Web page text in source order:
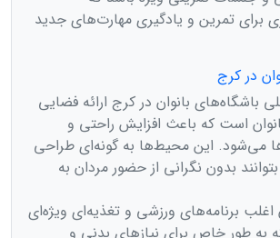
تمرین و یادگیری مهارت‌های جدید
در کرج
باشگاه‌های بانوان در کرج ارائه فضایی
است که باعث افزایش راحتی و
می‌شود. این محیط‌ها به گونه‌ای طراحی
بدون نگرانی از حضور مردان به
اغلب برنامه‌های ورزشی و تغذیه‌ای ویژه‌ای
به طور خاص برای نیازهای بدنی و